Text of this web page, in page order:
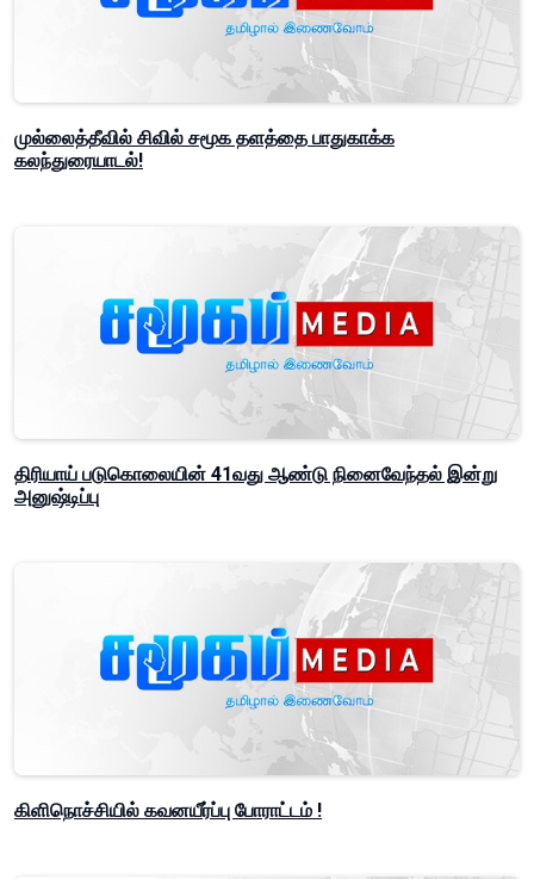
முல்லைத்தீவில் சிவில் சமூக தளத்தை பாதுகாக்க
கலந்துரையாடல்!
திரியாய் படுகொலையின் 41வது ஆண்டு நினைவேந்தல் இன்று
அனுஷ்டிப்பு
கிளிநொச்சியில் கவனயீர்ப்பு போராட்டம் !